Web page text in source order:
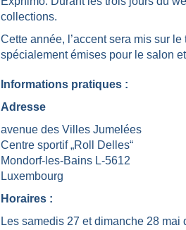
collections.
Cette année, l’accent sera mis sur
spécialement émises pour le salon
Informations pratiques :
Adresse
avenue des Villes Jumelées
Centre sportif „Roll Delles“
Mondorf-les-Bains L-5612
Luxembourg
Horaires :
Les samedis 27 et dimanche 28 mai